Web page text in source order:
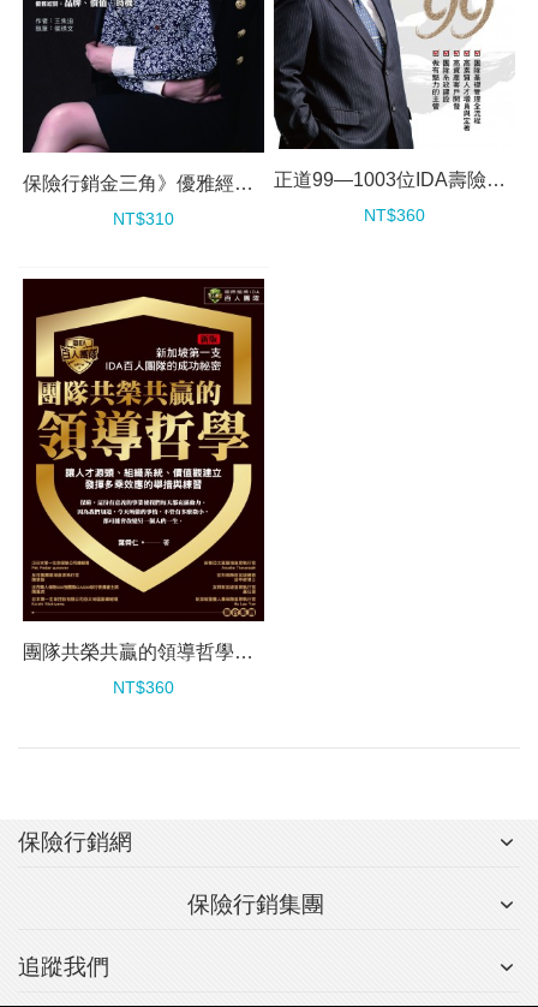
NT$310
正道99—1003位IDA壽險團隊管理全流程
NT$360
NT$360
保險行銷網
保險行銷集團
追蹤我們